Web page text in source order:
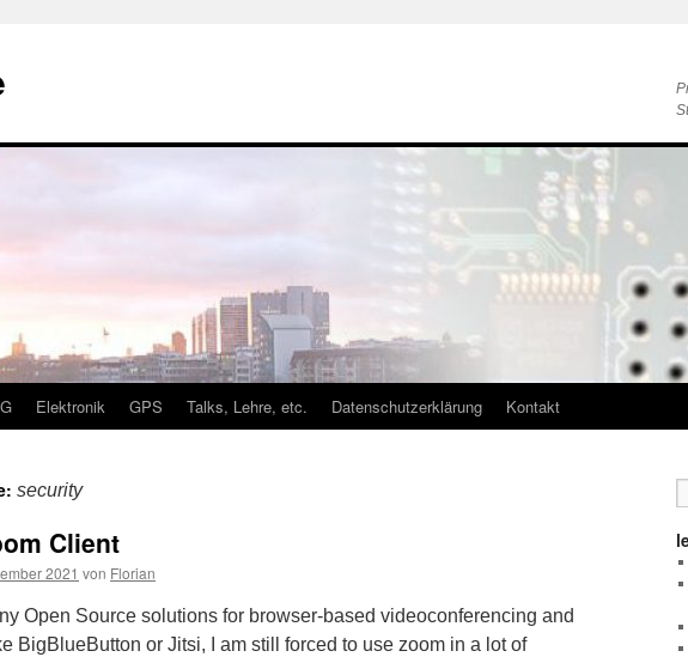
Elektronik GPS Talks, Lehre, etc. Datenschutzerklärung Kontakt
security
Client
2021 von Florian
Open Source solutions for browser-based videoconferencing and
BigBlueButton or Jitsi, I am still forced to use zoom in a lot of